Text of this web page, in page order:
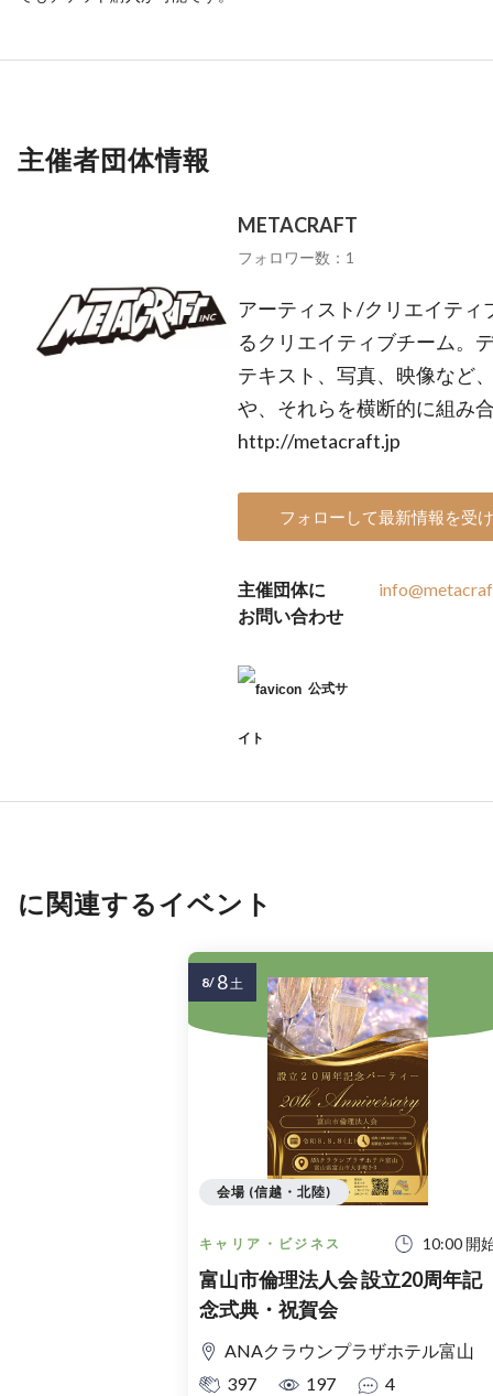
主催者団体情報
METACRAFT
フォロワー数：1
アーティスト/クリエイティ
るクリエイティブチーム。
テキスト、写真、映像など
や、それらを横断的に組み
http://metacraft.jp
フォローして最新情報を受
主催団体に
お問い合わせ
公式サ
イト
に関連するイベント
キャリア・ビジネス 10:00 開
富山市倫理法人会 設立20周年記
念式典・祝賀会
ANAクラウンプラザホテル富山
397
197 4
会場 (信越・北陸)
8/ 8土